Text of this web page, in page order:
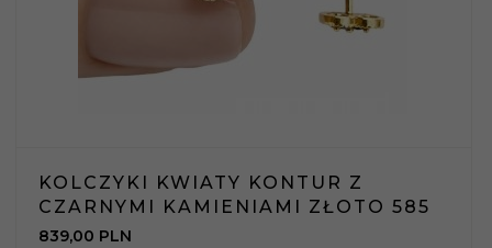
KOLCZYKI KWIATY KONTUR Z
CZARNYMI KAMIENIAMI ZŁOTO 585
839,00 PLN